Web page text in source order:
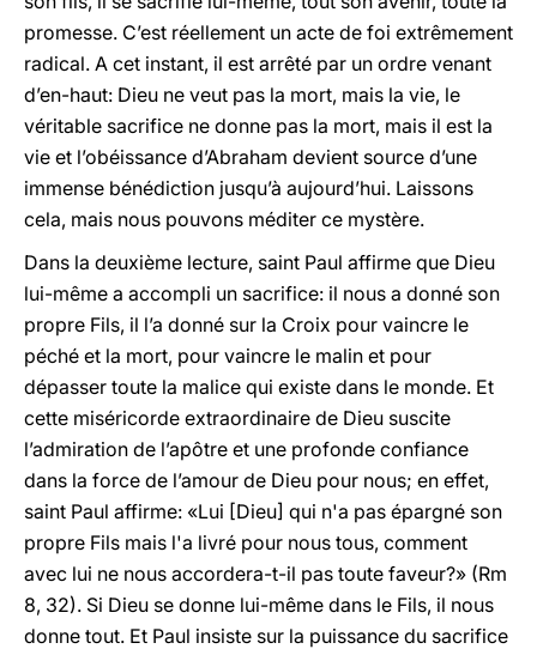
promesse. C’est réellement un acte de foi extrêmement
radical. A cet instant, il est arrêté par un ordre venant
d’en-haut: Dieu ne veut pas la mort, mais la vie, le
véritable sacrifice ne donne pas la mort, mais il est la
vie et l’obéissance d’Abraham devient source d’une
immense bénédiction jusqu’à aujourd’hui. Laissons
cela, mais nous pouvons méditer ce mystère.
Dans la deuxième lecture, saint Paul affirme que Dieu
lui-même a accompli un sacrifice: il nous a donné son
propre Fils, il l’a donné sur la Croix pour vaincre le
péché et la mort, pour vaincre le malin et pour
dépasser toute la malice qui existe dans le monde. Et
cette miséricorde extraordinaire de Dieu suscite
l’admiration de l’apôtre et une profonde confiance
dans la force de l’amour de Dieu pour nous; en effet,
saint Paul affirme: «Lui [Dieu] qui n'a pas épargné son
propre Fils mais l'a livré pour nous tous, comment
avec lui ne nous accordera-t-il pas toute faveur?» (Rm
8, 32). Si Dieu se donne lui-même dans le Fils, il nous
donne tout. Et Paul insiste sur la puissance du sacrifice